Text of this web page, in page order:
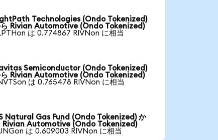
Technologies (Ondo Tokenized)
Rivian Automotive (Ondo Tokenized)
は 0.774867 RIVNon に相当
Semiconductor (Ondo Tokenized)
Rivian Automotive (Ondo Tokenized)
は 0.765478 RIVNon に相当
Natural Gas Fund (Ondo Tokenized) か
Rivian Automotive (Ondo Tokenized)
は 0.609003 RIVNon に相当